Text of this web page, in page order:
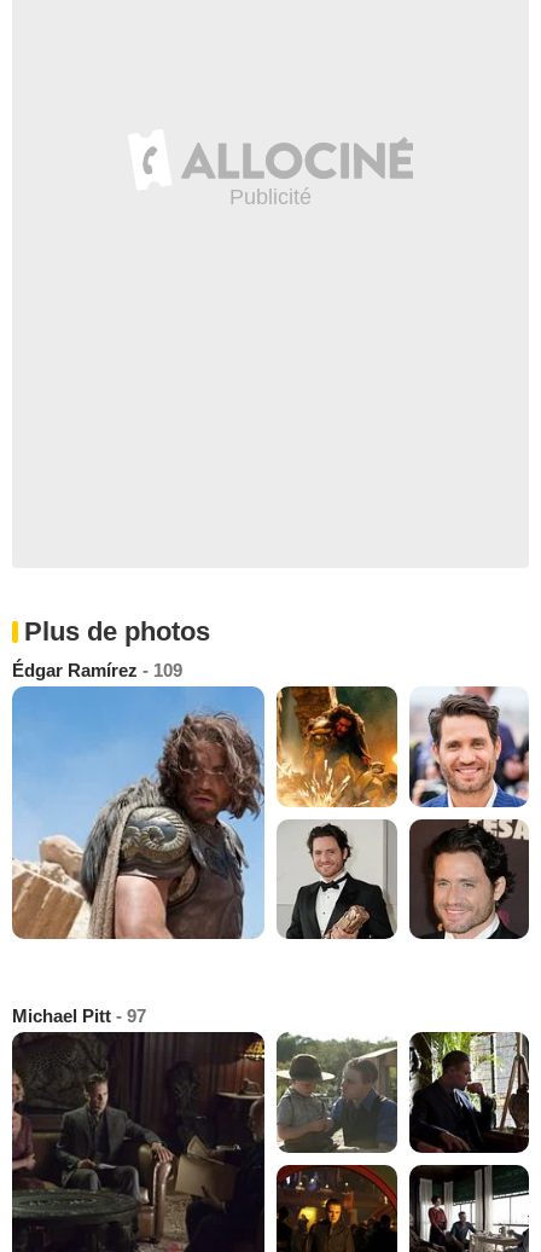
Plus de photos
Édgar Ramírez - 109
Michael Pitt - 97